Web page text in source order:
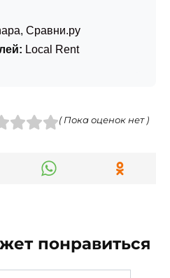
, Сравни.ру
Local Rent
( Пока оценок нет )
понравиться